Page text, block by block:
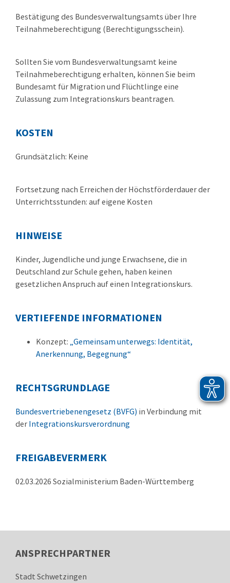
Bestätigung des Bundesverwaltungsamts über Ihre
Teilnahmeberechtigung (Berechtigungsschein).
Sollten Sie vom Bundesverwaltungsamt keine
Teilnahmeberechtigung erhalten, können Sie beim
Bundesamt für Migration und Flüchtlinge eine
Zulassung zum Integrationskurs beantragen.
KOSTEN
Grundsätzlich: Keine
Fortsetzung nach Erreichen der Höchstförderdauer der
Unterrichtsstunden: auf eigene Kosten
HINWEISE
Kinder, Jugendliche und junge Erwachsene, die in
Deutschland zur Schule gehen, haben keinen
gesetzlichen Anspruch auf einen Integrationskurs.
VERTIEFENDE INFORMATIONEN
Konzept: „Gemeinsam unterwegs: Identität,
Anerkennung, Begegnung“
RECHTSGRUNDLAGE
Bundesvertriebenengesetz (BVFG) in Verbindung mit
der Integrationskursverordnung
FREIGABEVERMERK
02.03.2026 Sozialministerium Baden-Württemberg
ANSPRECHPARTNER
Stadt Schwetzingen